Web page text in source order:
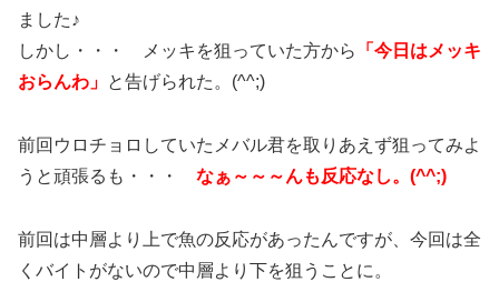
ました♪
しかし・・・ メッキを狙っていた方から
「今日はメッキ
おらんわ」 と告げられた。(^^;)
前回ウロチョロしていたメバル君を取りあえず狙ってみよ
うと頑張るも・・・ なぁ～～～んも反応なし。(^^;)
前回は中層より上で魚の反応があったんですが、今回は全
くバイトがないので中層より下を狙うことに。